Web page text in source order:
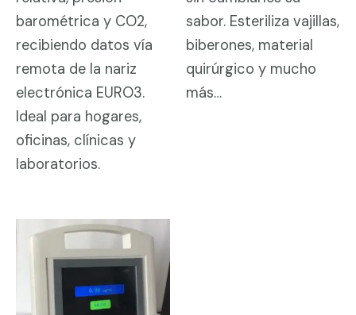
barométrica y CO2,
recibiendo datos vía
remota de la nariz
electrónica EURO3.
Ideal para hogares,
oficinas, clínicas y
laboratorios.
sabor. Esteriliza vajillas,
biberones, material
quirúrgico y mucho
más…